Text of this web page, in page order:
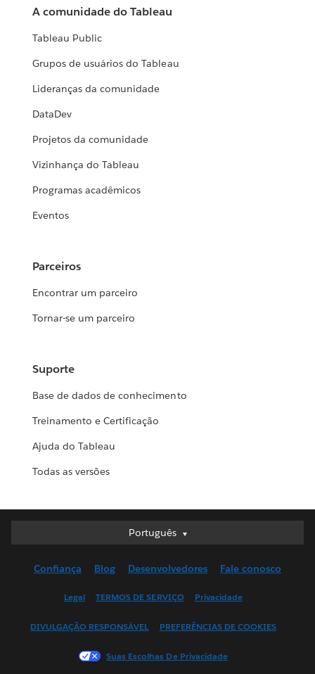
A comunidade do Tableau
Tableau Public
Grupos de usuários do Tableau
Lideranças da comunidade
DataDev
Projetos da comunidade
Vizinhança do Tableau
Programas acadêmicos
Eventos
Parceiros
Encontrar um parceiro
Tornar-se um parceiro
Suporte
Base de dados de conhecimento
Treinamento e Certificação
Ajuda do Tableau
Todas as versões
Português
Português
English (UK)
Français (Canada)
Confiança Blog Desenvolvedores Fale conosco
Legal TERMOS DE SERVIÇO Privacidade
DIVULGAÇÃO RESPONSÁVEL PREFERÊNCIAS DE COOKIES
Suas Escolhas De Privacidade